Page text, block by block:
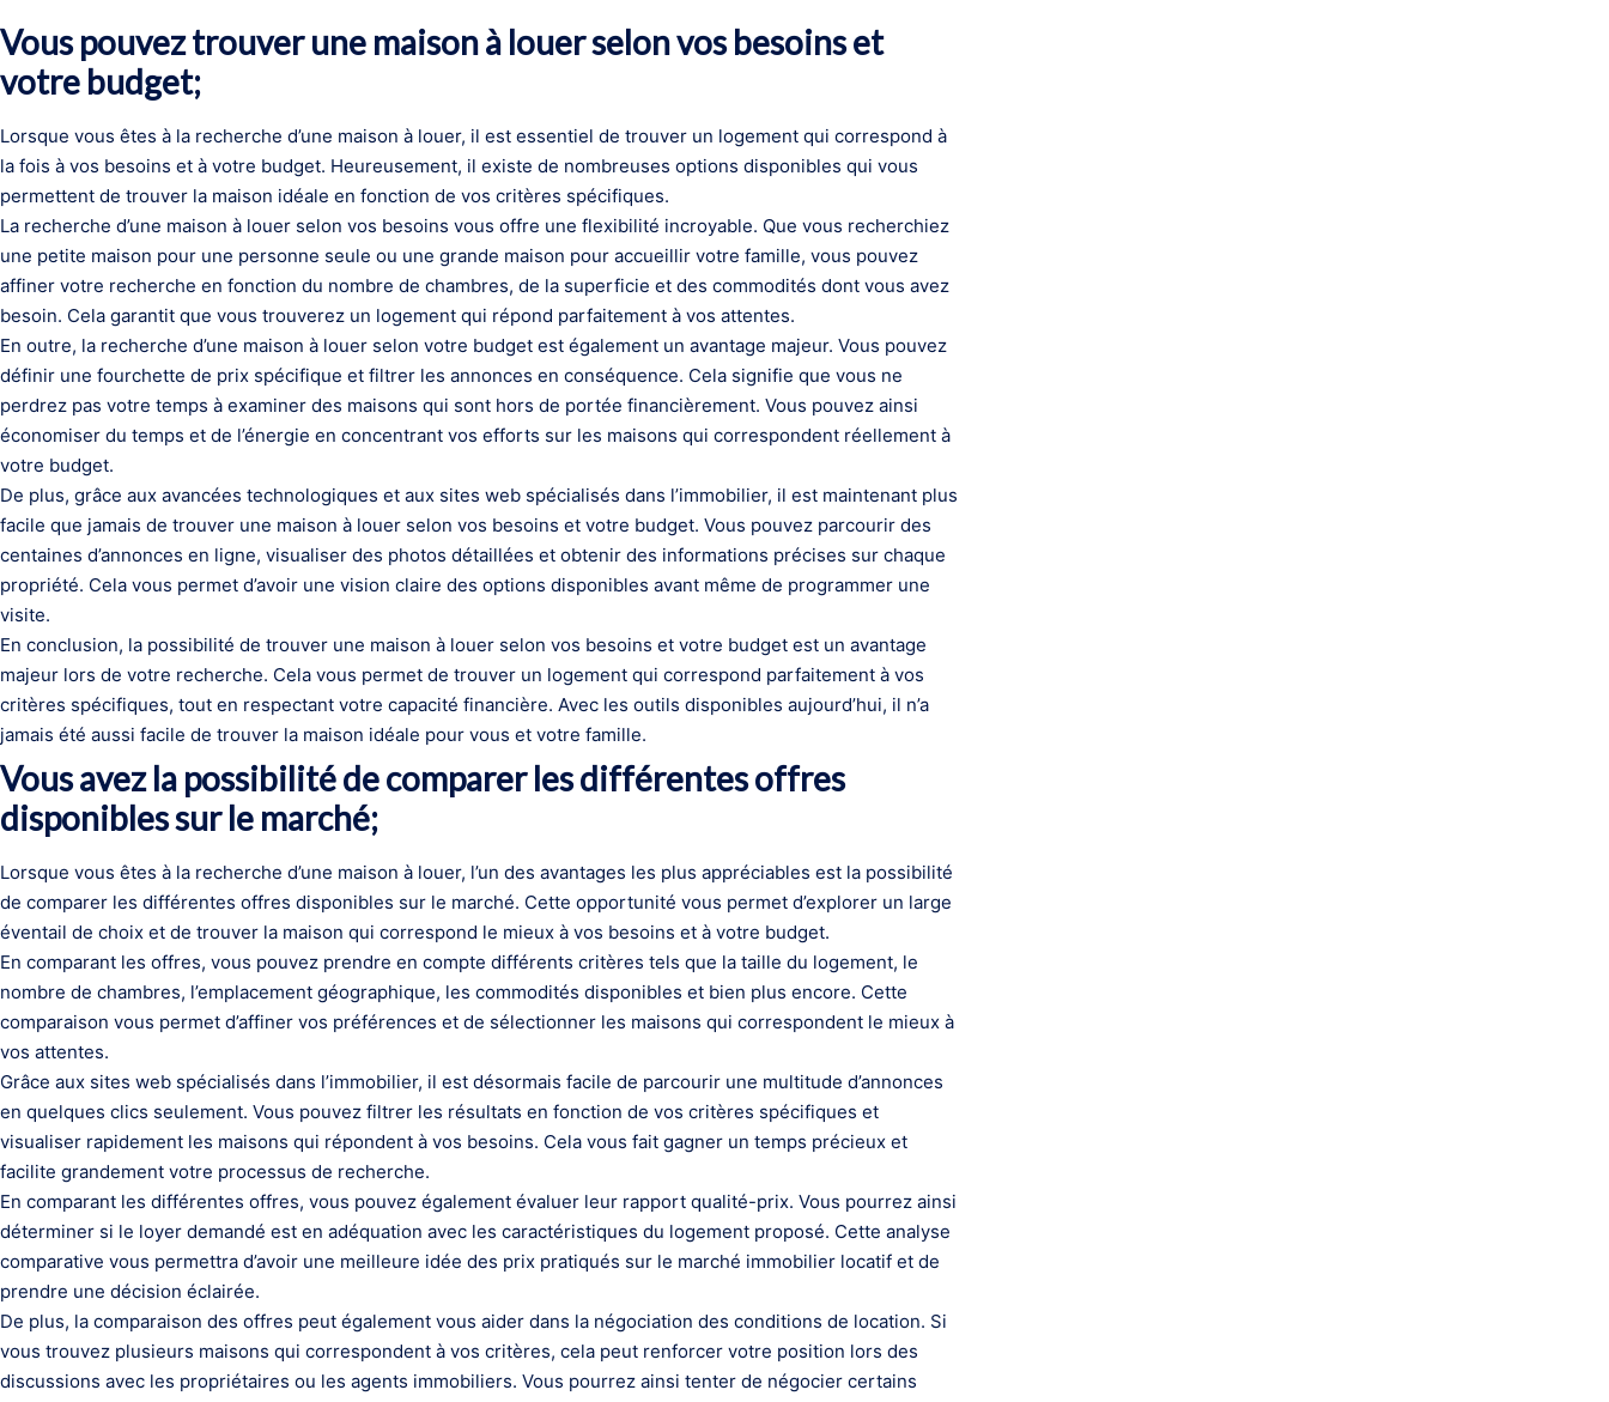
Vous pouvez trouver une maison à louer selon vos besoins et
votre budget;
Lorsque vous êtes à la recherche d’une maison à louer, il est essentiel de trouver un logement qui correspond à
la fois à vos besoins et à votre budget. Heureusement, il existe de nombreuses options disponibles qui vous
permettent de trouver la maison idéale en fonction de vos critères spécifiques.
La recherche d’une maison à louer selon vos besoins vous offre une flexibilité incroyable. Que vous recherchiez
une petite maison pour une personne seule ou une grande maison pour accueillir votre famille, vous pouvez
affiner votre recherche en fonction du nombre de chambres, de la superficie et des commodités dont vous avez
besoin. Cela garantit que vous trouverez un logement qui répond parfaitement à vos attentes.
En outre, la recherche d’une maison à louer selon votre budget est également un avantage majeur. Vous pouvez
définir une fourchette de prix spécifique et filtrer les annonces en conséquence. Cela signifie que vous ne
perdrez pas votre temps à examiner des maisons qui sont hors de portée financièrement. Vous pouvez ainsi
économiser du temps et de l’énergie en concentrant vos efforts sur les maisons qui correspondent réellement à
votre budget.
De plus, grâce aux avancées technologiques et aux sites web spécialisés dans l’immobilier, il est maintenant plus
facile que jamais de trouver une maison à louer selon vos besoins et votre budget. Vous pouvez parcourir des
centaines d’annonces en ligne, visualiser des photos détaillées et obtenir des informations précises sur chaque
propriété. Cela vous permet d’avoir une vision claire des options disponibles avant même de programmer une
visite.
En conclusion, la possibilité de trouver une maison à louer selon vos besoins et votre budget est un avantage
majeur lors de votre recherche. Cela vous permet de trouver un logement qui correspond parfaitement à vos
critères spécifiques, tout en respectant votre capacité financière. Avec les outils disponibles aujourd’hui, il n’a
jamais été aussi facile de trouver la maison idéale pour vous et votre famille.
Vous avez la possibilité de comparer les différentes offres
disponibles sur le marché;
Lorsque vous êtes à la recherche d’une maison à louer, l’un des avantages les plus appréciables est la possibilité
de comparer les différentes offres disponibles sur le marché. Cette opportunité vous permet d’explorer un large
éventail de choix et de trouver la maison qui correspond le mieux à vos besoins et à votre budget.
En comparant les offres, vous pouvez prendre en compte différents critères tels que la taille du logement, le
nombre de chambres, l’emplacement géographique, les commodités disponibles et bien plus encore. Cette
comparaison vous permet d’affiner vos préférences et de sélectionner les maisons qui correspondent le mieux à
vos attentes.
Grâce aux sites web spécialisés dans l’immobilier, il est désormais facile de parcourir une multitude d’annonces
en quelques clics seulement. Vous pouvez filtrer les résultats en fonction de vos critères spécifiques et
visualiser rapidement les maisons qui répondent à vos besoins. Cela vous fait gagner un temps précieux et
facilite grandement votre processus de recherche.
En comparant les différentes offres, vous pouvez également évaluer leur rapport qualité-prix. Vous pourrez ainsi
déterminer si le loyer demandé est en adéquation avec les caractéristiques du logement proposé. Cette analyse
comparative vous permettra d’avoir une meilleure idée des prix pratiqués sur le marché immobilier locatif et de
prendre une décision éclairée.
De plus, la comparaison des offres peut également vous aider dans la négociation des conditions de location. Si
vous trouvez plusieurs maisons qui correspondent à vos critères, cela peut renforcer votre position lors des
discussions avec les propriétaires ou les agents immobiliers. Vous pourrez ainsi tenter de négocier certains